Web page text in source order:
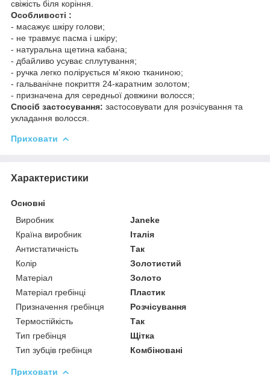
свіжість біля коріння.
Особливості :
- масажує шкіру голови;
- не травмує пасма і шкіру;
- натуральна щетина кабана;
- дбайливо усуває сплутування;
- ручка легко полірується м'якою тканиною;
- гальванічне покриття 24-каратним золотом;
- призначена для середньої довжини волосся;
Спосіб застосування: застосовувати для розчісування та
укладання волосся.
Приховати
Характеристики
Основні
Виробник
Janeke
Країна виробник
Італія
Антистатичність
Так
Колір
Золотистий
Матеріал
Золото
Матеріал гребінці
Пластик
Призначення гребінця
Розчісування
Термостійкість
Так
Тип гребінця
Щітка
Тип зубців гребінця
Комбіновані
Приховати